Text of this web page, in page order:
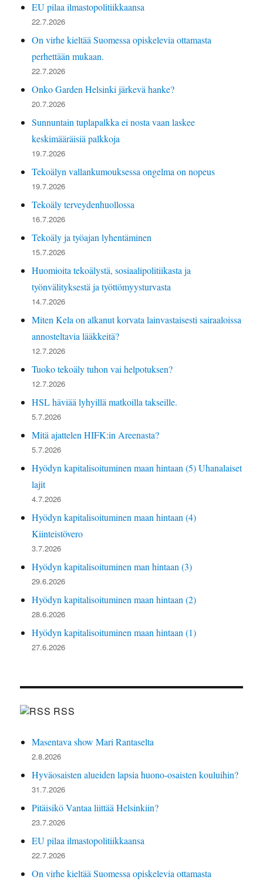
EU pilaa ilmastopolitiikkaansa
22.7.2026
On virhe kieltää Suomessa opiskelevia ottamasta
perhettään mukaan.
22.7.2026
Onko Garden Helsinki järkevä hanke?
20.7.2026
Sunnuntain tuplapalkka ei nosta vaan laskee
keskimääräisiä palkkoja
19.7.2026
Tekoälyn vallankumouksessa ongelma on nopeus
19.7.2026
Tekoäly terveydenhuollossa
16.7.2026
Tekoäly ja työajan lyhentäminen
15.7.2026
Huomioita tekoälystä, sosiaalipolitiikasta ja
työnvälityksestä ja työttömyysturvasta
14.7.2026
Miten Kela on alkanut korvata lainvastaisesti sairaaloissa
annosteltavia lääkkeitä?
12.7.2026
Tuoko tekoäly tuhon vai helpotuksen?
12.7.2026
HSL häviää lyhyillä matkoilla takseille.
5.7.2026
Mitä ajattelen HIFK:in Areenasta?
5.7.2026
Hyödyn kapitalisoituminen maan hintaan (5) Uhanalaiset
lajit
4.7.2026
Hyödyn kapitalisoituminen maan hintaan (4)
Kiinteistövero
3.7.2026
Hyödyn kapitalisoituminen man hintaan (3)
29.6.2026
Hyödyn kapitalisoituminen maan hintaan (2)
28.6.2026
Hyödyn kapitalisoituminen maan hintaan (1)
27.6.2026
RSS
Masentava show Mari Rantaselta
2.8.2026
Hyväosaisten alueiden lapsia huono-osaisten kouluihin?
31.7.2026
Pitäisikö Vantaa liittää Helsinkiin?
23.7.2026
EU pilaa ilmastopolitiikkaansa
22.7.2026
On virhe kieltää Suomessa opiskelevia ottamasta